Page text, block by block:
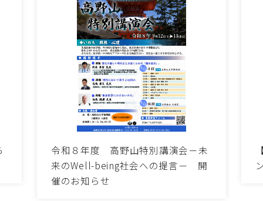
令和８年度 高野山特別講演会－未
来のWell-being社会への提言－ 開
催のお知らせ